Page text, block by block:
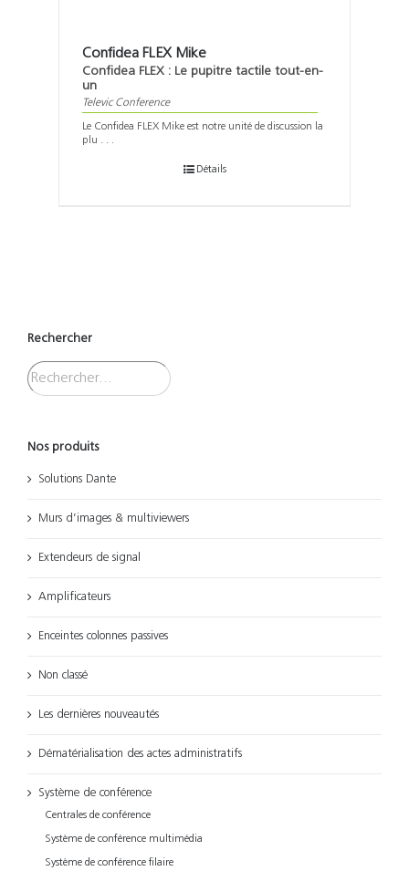
Confidea FLEX Mike
Confidea FLEX : Le pupitre tactile tout-en-
un
Televic Conference
Le Confidea FLEX Mike est notre unité de discussion la
plu . . .
Détails
Rechercher
Nos produits
Solutions Dante
Murs d’images & multiviewers
Extendeurs de signal
Amplificateurs
Enceintes colonnes passives
Non classé
Les dernières nouveautés
Dématérialisation des actes administratifs
Système de conférence
Centrales de conférence
Système de conférence multimédia
Système de conférence filaire